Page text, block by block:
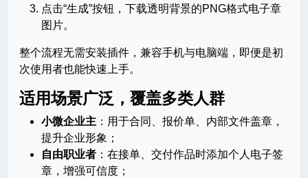
点击“生成”按钮，下载透明背景的PNG格式电子章
图片。
整个流程无需安装插件，兼容手机与电脑端，即便是初
次使用者也能快速上手。
适用场景广泛，覆盖多类人群
小微企业主 ：用于合同、报价单、内部文件盖章，
提升企业形象；
自由职业者 ：在接单、交付作品时添加个人电子签
章，增强可信度；